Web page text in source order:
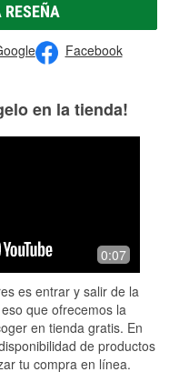
RESEÑA
Facebook
en la tienda!
0:07
es entrar y salir de la
que ofrecemos la
en tienda gratis. En
de productos
tu compra en línea.